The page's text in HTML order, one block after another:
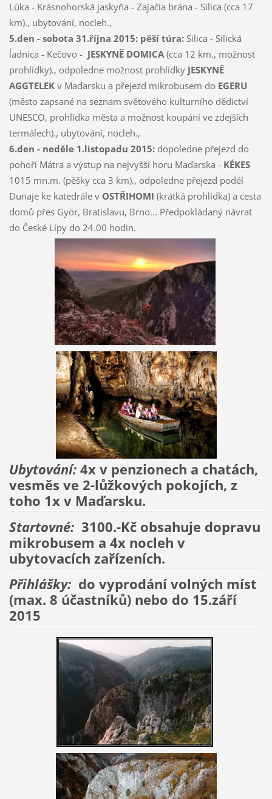
Lúka - Krásnohorská jaskyňa - Zajačia brána - Silica (cca 17
km)., ubytování, nocleh.,
5.den - sobota 31.října 2015: pěší túra:Silica - Silická
ĺadnica - Kečovo - JESKYNĚ DOMICA(cca 12 km., možnost
prohlídky)., odpoledne možnost prohlídky JESKYNĚ
AGGTELEKv Maďarsku a přejezd mikrobusem do EGERU
(město zapsané na seznam světového kulturního dědictví
UNESCO, prohlídka města a možnost koupání ve zdejších
termálech)., ubytování, nocleh.,
6.den - neděle 1.listopadu 2015: dopoledne přejezd do
pohoří Mátra a výstup na nejvyšší horu Maďarska - KÉKES
1015 mn.m. (pěšky cca 3 km)., odpoledne přejezd podél
Dunaje ke katedrále v OSTŘIHOMI (krátká prohlídka) a cesta
domů přes Györ, Bratislavu, Brno... Předpokládaný návrat
do České Lípy do 24.00 hodin.
Ubytování:4x v penzionech a chatách,
vesměs ve 2-lůžkových pokojích, z
toho 1x v Maďarsku.
Startovné: 3100.-Kčobsahuje dopravu
mikrobusem a 4x nocleh v
ubytovacích zařízeních.
Přihlášky: do vyprodání volných míst
(max. 8 účastníků) nebo do 15.září
2015